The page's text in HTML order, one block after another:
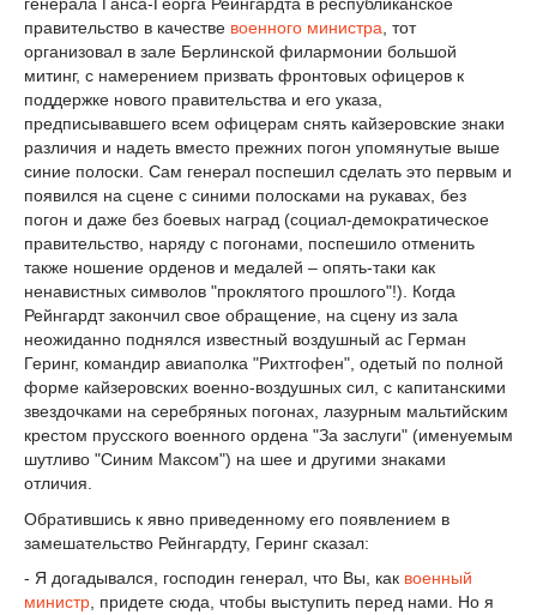
правительство в качестве военного министра , тот
организовал в зале Берлинской филармонии большой
митинг, с намерением призвать фронтовых офицеров к
поддержке нового правительства и его указа,
предписывавшего всем офицерам снять кайзеровские знаки
различия и надеть вместо прежних погон упомянутые выше
синие полоски. Сам генерал поспешил сделать это первым и
появился на сцене с синими полосками на рукавах, без
погон и даже без боевых наград (социал-демократическое
правительство, наряду с погонами, поспешило отменить
также ношение орденов и медалей – опять-таки как
ненавистных символов "проклятого прошлого"!). Когда
Рейнгардт закончил свое обращение, на сцену из зала
неожиданно поднялся известный воздушный ас Герман
Геринг, командир авиаполка "Рихтгофен", одетый по полной
форме кайзеровских военно-воздушных сил, с капитанскими
звездочками на серебряных погонах, лазурным мальтийским
крестом прусского военного ордена "За заслуги" (именуемым
шутливо "Синим Максом") на шее и другими знаками
отличия.
Обратившись к явно приведенному его появлением в
замешательство Рейнгардту, Геринг сказал:
- Я догадывался, господин генерал, что Вы, как военный
министр, придете сюда, чтобы выступить перед нами. Но я